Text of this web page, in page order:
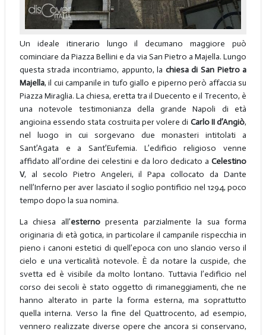
Un ideale itinerario lungo il decumano maggiore può
cominciare da Piazza Bellini e da via San Pietro a Majella. Lungo
questa strada incontriamo, appunto, la chiesa di San Pietro a
Majella, il cui campanile in tufo giallo e piperno però affaccia su
Piazza Miraglia. La chiesa, eretta tra il Duecento e il Trecento, è
una notevole testimonianza della grande Napoli di età
angioina essendo stata costruita per volere di Carlo IId’Angiò,
nel luogo in cui sorgevano due monasteri intitolati a
Sant’Agata e a Sant’Eufemia. L’edificio religioso venne
affidato all’ordine dei celestini e da loro dedicato aCelestino
V, al secolo Pietro Angeleri, il Papa collocato da Dante
nell’Inferno per aver lasciato il soglio pontificio nel 1294, poco
tempo dopo la sua nomina.
La chiesa all’esternopresenta parzialmente la sua forma
originaria di età gotica, in particolare il campanile rispecchia in
pieno i canoni estetici di quell’epoca con uno slancio verso il
cielo e una verticalità notevole. È da notare la cuspide, che
svetta ed è visibile da molto lontano. Tuttavia l’edificio nel
corso dei secoli è stato oggetto di rimaneggiamenti, che ne
hanno alterato in parte la forma esterna, ma soprattutto
quella interna. Verso la fine del Quattrocento, ad esempio,
vennero realizzate diverse opere che ancora si conservano,